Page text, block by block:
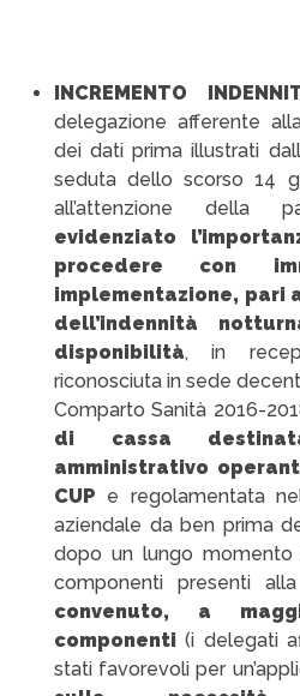
INCREMENTO
delegazione afferente
dei dati prima illustrati
seduta dello scorso 14
all’attenzione della
evidenziato
procedere con
implementazione, pari
dell’indennità
disponibilità, in
riconosciuta in sede
Comparto Sanità 2016-
di cassa
amministrativo
CUP e regolamentata
aziendale da ben prima
dopo un lungo
componenti presenti
convenuto, a
componenti (i delegati
stati favorevoli per